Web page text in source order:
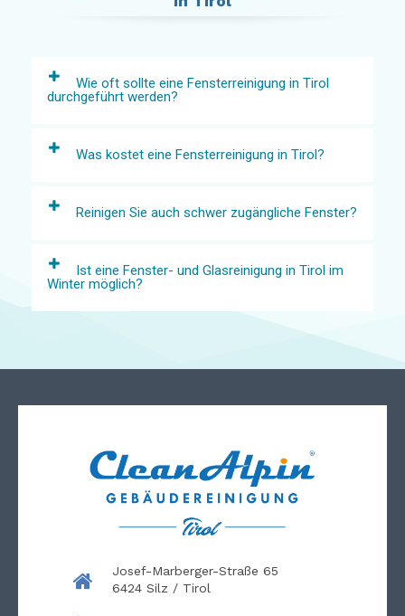
Wie oft sollte eine Fensterreinigung in Tirol
durchgeführt werden?
Was kostet eine Fensterreinigung in Tirol?
Reinigen Sie auch schwer zugängliche Fenster?
Ist eine Fenster- und Glasreinigung in Tirol im
Winter möglich?
Josef-Marberger-Straße 65
6424 Silz / Tirol